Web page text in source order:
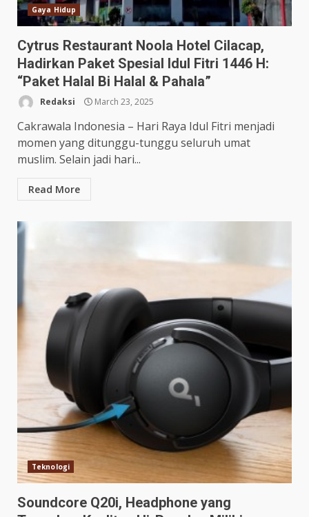
Gaya Hidup
Cytrus Restaurant Noola Hotel Cilacap,
Hadirkan Paket Spesial Idul Fitri 1446 H:
“Paket Halal Bi Halal & Pahala”
Redaksi March 23, 2025
Cakrawala Indonesia – Hari Raya Idul Fitri menjadi
momen yang ditunggu-tunggu seluruh umat
muslim. Selain jadi hari...
Read More
Teknologi
Soundcore Q20i, Headphone yang